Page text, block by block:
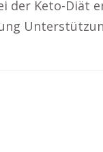
der Keto-Diät